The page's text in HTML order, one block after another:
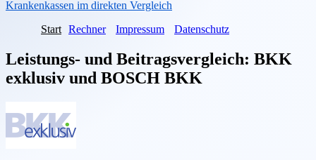
Krankenkassen im direkten Vergleich
Start Rechner Impressum Datenschutz
Leistungs- und Beitragsvergleich: BKK
exklusiv und BOSCH BKK